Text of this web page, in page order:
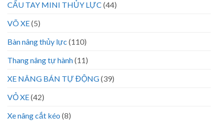
CẨU TAY MINI THỦY LỰC (44)
VÕ XE(5)
Bàn nâng thủy lực (110)
Thang nâng tự hành(11)
XE NÂNG BÁN TỰ ĐỘNG(39)
VỎ XE(42)
Xe nâng cắt kéo (8)